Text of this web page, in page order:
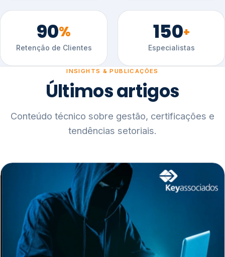
90%
Retenção de Clientes
150+
Especialistas
INSIGHTS & PUBLICAÇÕES
Últimos artigos
Conteúdo técnico sobre gestão, certificações e
tendências setoriais.